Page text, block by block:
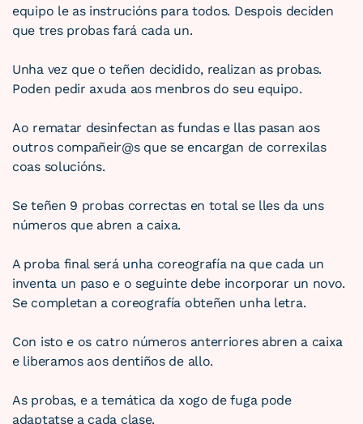
equipo le as instrucións para todos. Despois deciden
que tres probas fará cada un.
Unha vez que o teñen decidido, realizan as probas.
Poden pedir axuda aos menbros do seu equipo.
Ao rematar desinfectan as fundas e llas pasan aos
outros compañeir@s que se encargan de correxilas
coas solucións.
Se teñen 9 probas correctas en total se lles da uns
números que abren a caixa.
A proba final será unha coreografía na que cada un
inventa un paso e o seguinte debe incorporar un novo.
Se completan a coreografía obteñen unha letra.
Con isto e os catro números anterriores abren a caixa
e liberamos aos dentiños de allo.
As probas, e a temática da xogo de fuga pode
adaptatse a cada clase.